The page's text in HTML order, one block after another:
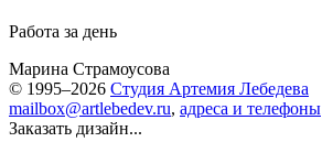
Работа за день
Марина Страмоусова
© 1995–2026 Студия Артемия Лебедева
mailbox@artlebedev.ru, адреса и телефоны
Заказать дизайн...